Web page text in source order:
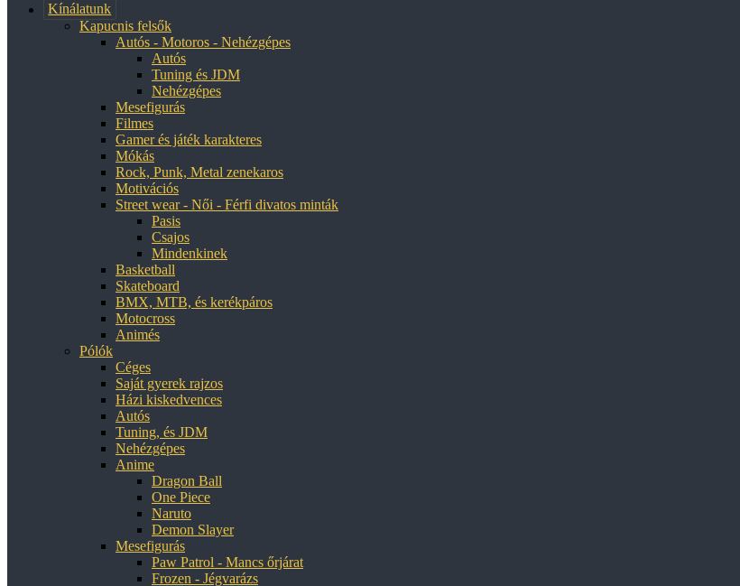
Kínálatunk
Kapucnis felsők
Autós - Motoros - Nehézgépes
Autós
Tuning és JDM
Nehézgépes
Mesefigurás
Filmes
Gamer és játék karakteres
Mókás
Rock, Punk, Metal zenekaros
Motivációs
Street wear - Női - Férfi divatos minták
Pasis
Csajos
Mindenkinek
Basketball
Skateboard
BMX, MTB, és kerékpáros
Motocross
Animés
Pólók
Céges
Saját gyerek rajzos
Házi kiskedvences
Autós
Tuning, és JDM
Nehézgépes
Anime
Dragon Ball
One Piece
Naruto
Demon Slayer
Mesefigurás
Paw Patrol - Mancs őrjárat
Frozen - Jégvarázs